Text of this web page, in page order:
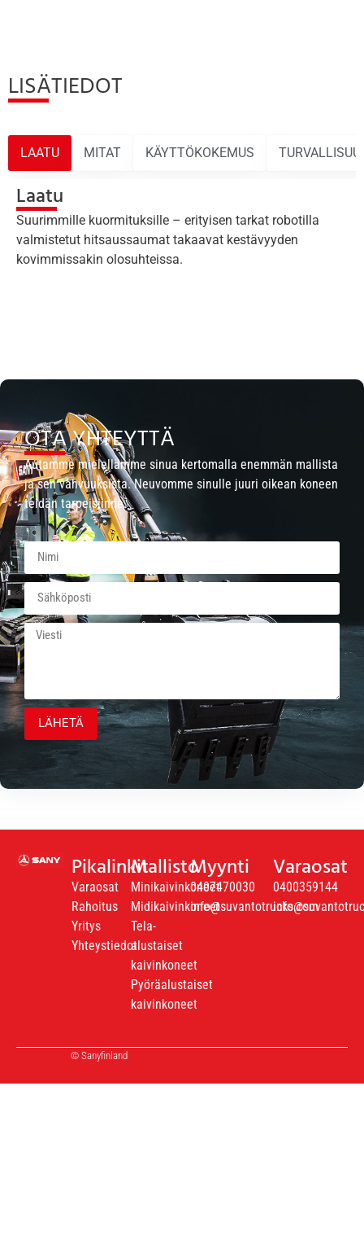
LISÄTIEDOT
LAATU MITAT KÄYTTÖKOKEMUS
Laatu
Suurimmille kuormituksille – erityisen tarkat robotilla
valmistetut hitsaussaumat takaavat kestävyyden
kovimmissakin olosuhteissa.
OTA YHTEYTTÄ
Autamme mielellämme sinua kertomalla enemmän mallista
ja sen vahvuuksista. Neuvomme sinulle juuri oikean koneen
teidän tarpeisiinne.
LÄHETÄ
Pikalinkit
Varaosat
Rahoitus
Yritys
Yhteystiedot
Mallisto
Minikaivinkoneet
Midikaivinkoneet
Tela-
alustaiset
kaivinkoneet
Pyöräalustaiset
kaivinkoneet
Myynti
0407470030
info@suvantotrucks.com
Varaosat
0400359144
© Sanyfinland